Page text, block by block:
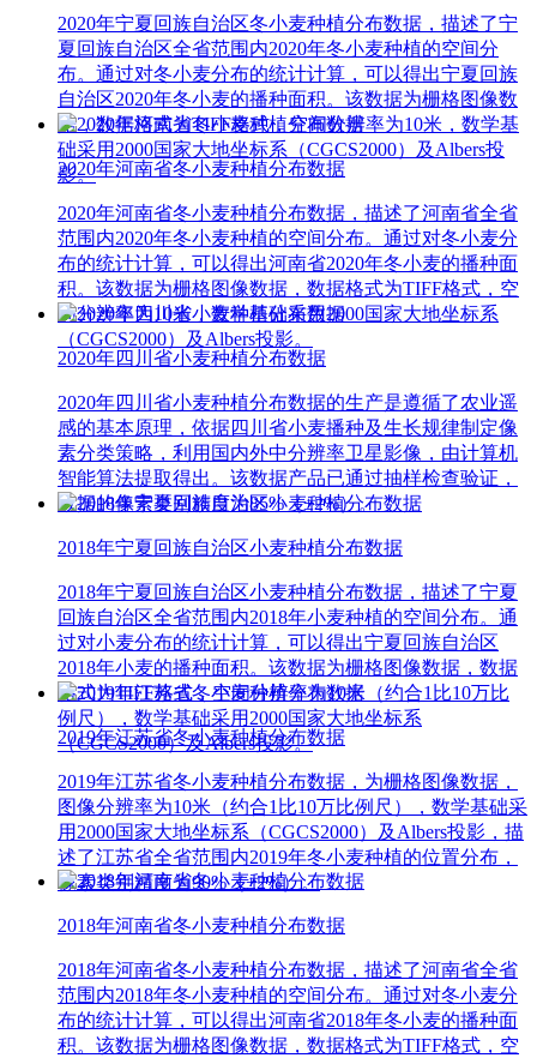
2020年宁夏回族自治区冬小麦种植分布数据，描述了宁
夏回族自治区全省范围内2020年冬小麦种植的空间分
布。通过对冬小麦分布的统计计算，可以得出宁夏回族
自治区2020年冬小麦的播种面积。该数据为栅格图像数
据，数据格式为TIFF格式，空间分辨率为10米，数学基
础采用2000国家大地坐标系（CGCS2000）及Albers投
影。
2020年河南省冬小麦种植分布数据
2020年河南省冬小麦种植分布数据，描述了河南省全省
范围内2020年冬小麦种植的空间分布。通过对冬小麦分
布的统计计算，可以得出河南省2020年冬小麦的播种面
积。该数据为栅格图像数据，数据格式为TIFF格式，空
间分辨率为10米，数学基础采用2000国家大地坐标系
（CGCS2000）及Albers投影。
2020年四川省小麦种植分布数据
2020年四川省小麦种植分布数据的生产是遵循了农业遥
感的基本原理，依据四川省小麦播种及生长规律制定像
素分类策略，利用国内外中分辨率卫星影像，由计算机
智能算法提取得出。该数据产品已通过抽样检查验证，
数据的像素类别精度为85%（±2%）。
2018年宁夏回族自治区小麦种植分布数据
2018年宁夏回族自治区小麦种植分布数据，描述了宁夏
回族自治区全省范围内2018年小麦种植的空间分布。通
过对小麦分布的统计计算，可以得出宁夏回族自治区
2018年小麦的播种面积。该数据为栅格图像数据，数据
格式为TIFF格式，空间分辨率为10米（约合1比10万比
例尺），数学基础采用2000国家大地坐标系
（CGCS2000）及Albers投影。
2019年江苏省冬小麦种植分布数据
2019年江苏省冬小麦种植分布数据，为栅格图像数据，
图像分辨率为10米（约合1比10万比例尺），数学基础采
用2000国家大地坐标系（CGCS2000）及Albers投影，描
述了江苏省全省范围内2019年冬小麦种植的位置分布，
像素类别精度为90%（±2%）。
2018年河南省冬小麦种植分布数据
2018年河南省冬小麦种植分布数据，描述了河南省全省
范围内2018年冬小麦种植的空间分布。通过对冬小麦分
布的统计计算，可以得出河南省2018年冬小麦的播种面
积。该数据为栅格图像数据，数据格式为TIFF格式，空